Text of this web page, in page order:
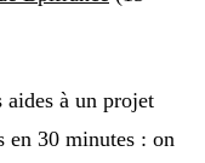
aides à un projet
en 30 minutes : on